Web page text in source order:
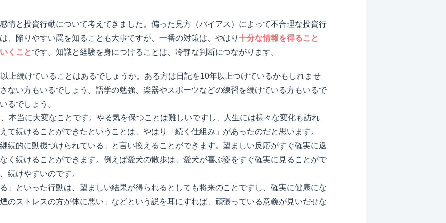
情と投資行動について考えてきました。偏った見方（バイアス）によって不合理な投資行
、陥りやすい罠を知ることも大事ですが、一番の対策は、やはり 十分な情報を得ること
くことです。知識と経験を身につけることは、冷静な判断につながります。
上続けていることはあるでしょうか。ある方は日記を10年以上つけているかもしれませ
ない方もいるでしょう。語学の勉強、楽器やスポーツなどの練習を続けている方もいるで
るでしょう。
本当に大変なことです。やる気を保つことは難しいですし、人生には様々な変化も訪れ
て続けることができたということは、やはり「続く仕組み」があったのだと思います。
続的に動機づけられている」と言い換えることができます。望ましい反応がすぐ確実に返
く続けることができます。例えば愛犬の散歩は、愛犬が喜ぶ姿をすぐ確実に見ることがで
続けやすいのです。
」といった行動は、望ましい結果が得られるとしても将来のことですし、確実に健康にな
のストレスの方が体に悪い」などという説を耳にすれば、頑張っている意義が見いだせな